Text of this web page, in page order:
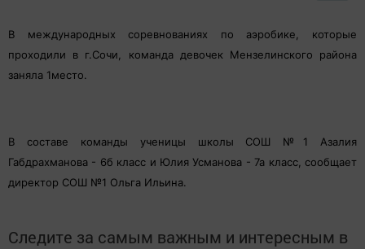
В международных соревнованиях по аэробике, которые
проходили в г.Сочи, команда девочек Мензелинского района
заняла 1место.
В составе команды ученицы школы СОШ №1 Азалия
Габдрахманова - 6б класс и Юлия Усманова - 7а класс, сообщает
директор СОШ №1 Ольга Ильина.
Следите за самым важным и интересным в